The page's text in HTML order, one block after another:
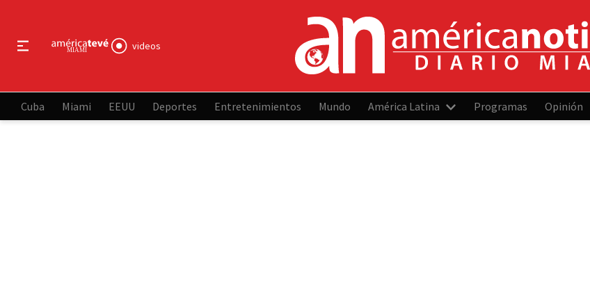
videos
Cuba Miami EEUU Deportes Entretenimientos Mundo América Latina Programas Opinión